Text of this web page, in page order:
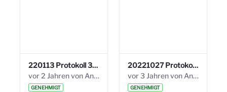
220113 Protokoll 32. Steuerungskreis.pdf
vor 2 Jahren von Anni Schlumberger
GENEHMIGT
20221027 Protokoll 34. Steuerungskreis.pdf
vor 3 Jahren von Anni Schlumberger
GENEHMIGT